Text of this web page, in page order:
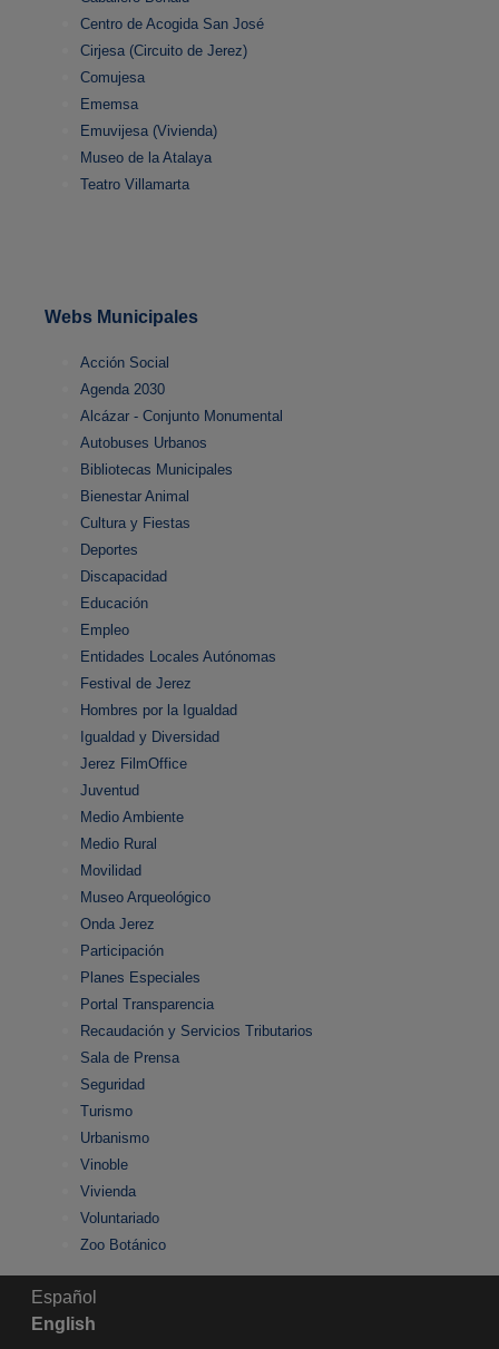
Centro de Acogida San José
Cirjesa (Circuito de Jerez)
Comujesa
Ememsa
Emuvijesa (Vivienda)
Museo de la Atalaya
Teatro Villamarta
Webs Municipales
Acción Social
Agenda 2030
Alcázar - Conjunto Monumental
Autobuses Urbanos
Bibliotecas Municipales
Bienestar Animal
Cultura y Fiestas
Deportes
Discapacidad
Educación
Empleo
Entidades Locales Autónomas
Festival de Jerez
Hombres por la Igualdad
Igualdad y Diversidad
Jerez FilmOffice
Juventud
Medio Ambiente
Medio Rural
Movilidad
Museo Arqueológico
Onda Jerez
Participación
Planes Especiales
Portal Transparencia
Recaudación y Servicios Tributarios
Sala de Prensa
Seguridad
Turismo
Urbanismo
Vinoble
Vivienda
Voluntariado
Zoo Botánico
Español
English